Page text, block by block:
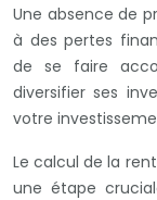
Une absence de
à des pertes
de se faire
diversifier ses
votre
Le calcul de la
une étape